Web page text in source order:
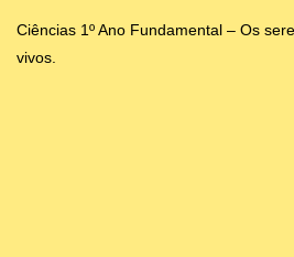
Ciências 1º Ano Fundamental – Os
vivos.